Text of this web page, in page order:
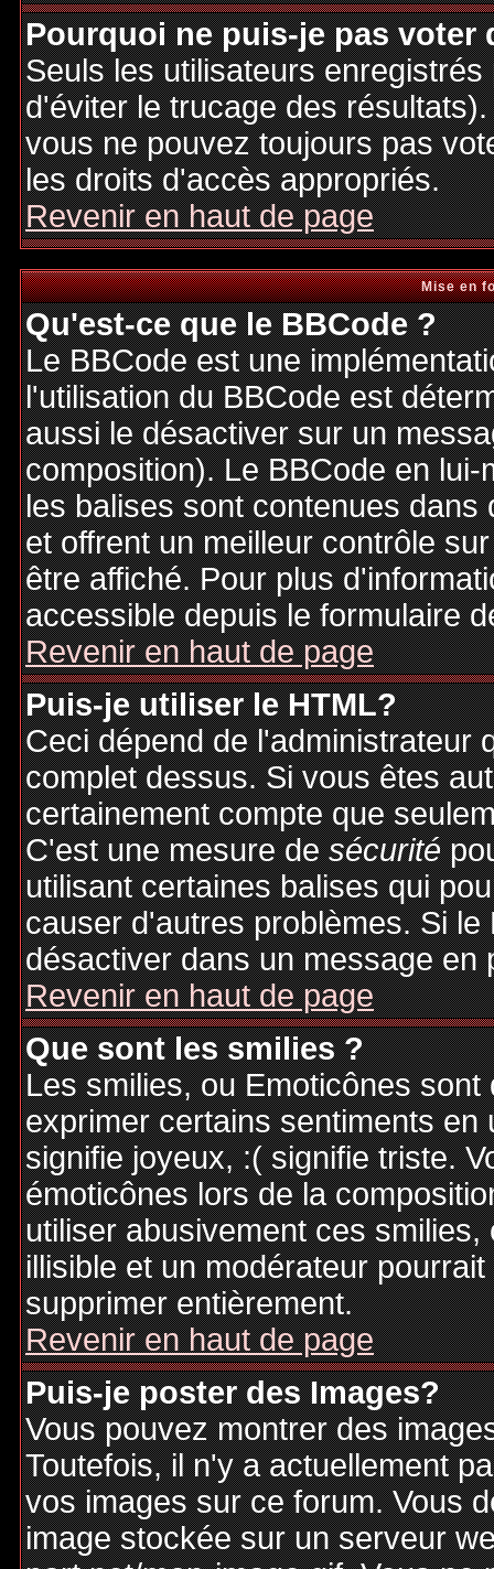
Pourquoi ne puis-je pas voter
Seuls les utilisateurs
d'éviter le trucage des
vous ne pouvez toujours pas
les droits d'accès appropriés.
Revenir en haut de page
Mise en
Qu'est-ce que le BBCode ?
Le BBCode est une
l'utilisation du BBCode est
aussi le désactiver sur un
composition). Le BBCode en
les balises sont contenues
et offrent un meilleur contrôle
être affiché. Pour plus
accessible depuis le formulaire
Revenir en haut de page
Puis-je utiliser le HTML?
Ceci dépend de l'administrateur
complet dessus. Si vous êtes
certainement compte que
C'est une mesure desécurité
utilisant certaines balises qui
causer d'autres problèmes. Si
désactiver dans un message en
Revenir en haut de page
Que sont les smilies ?
Les smilies, ou Emoticônes
exprimer certains sentiments
signifie joyeux, :( signifie triste.
émoticônes lors de la
utiliser abusivement ces
illisible et un modérateur
supprimer entièrement.
Revenir en haut de page
Puis-je poster des Images?
Vous pouvez montrer des
Toutefois, il n'y a actuellement
vos images sur ce forum. Vous
image stockée sur un serveur